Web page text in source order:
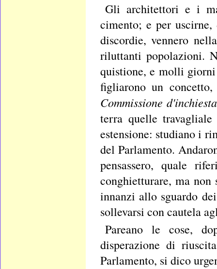
Gli architettori e i
cimento; e per
discordie, vennero
riluttanti popolazioni.
quistione, e molli
figliarono un
Commissione
terra quelle
estensione: studiano i
del Parlamento.
pensassero, quale
conghietturare, ma non
innanzi allo sguardo
sollevarsi con cautela
Pareano le cose,
disperazione di
Parlamento, si dico